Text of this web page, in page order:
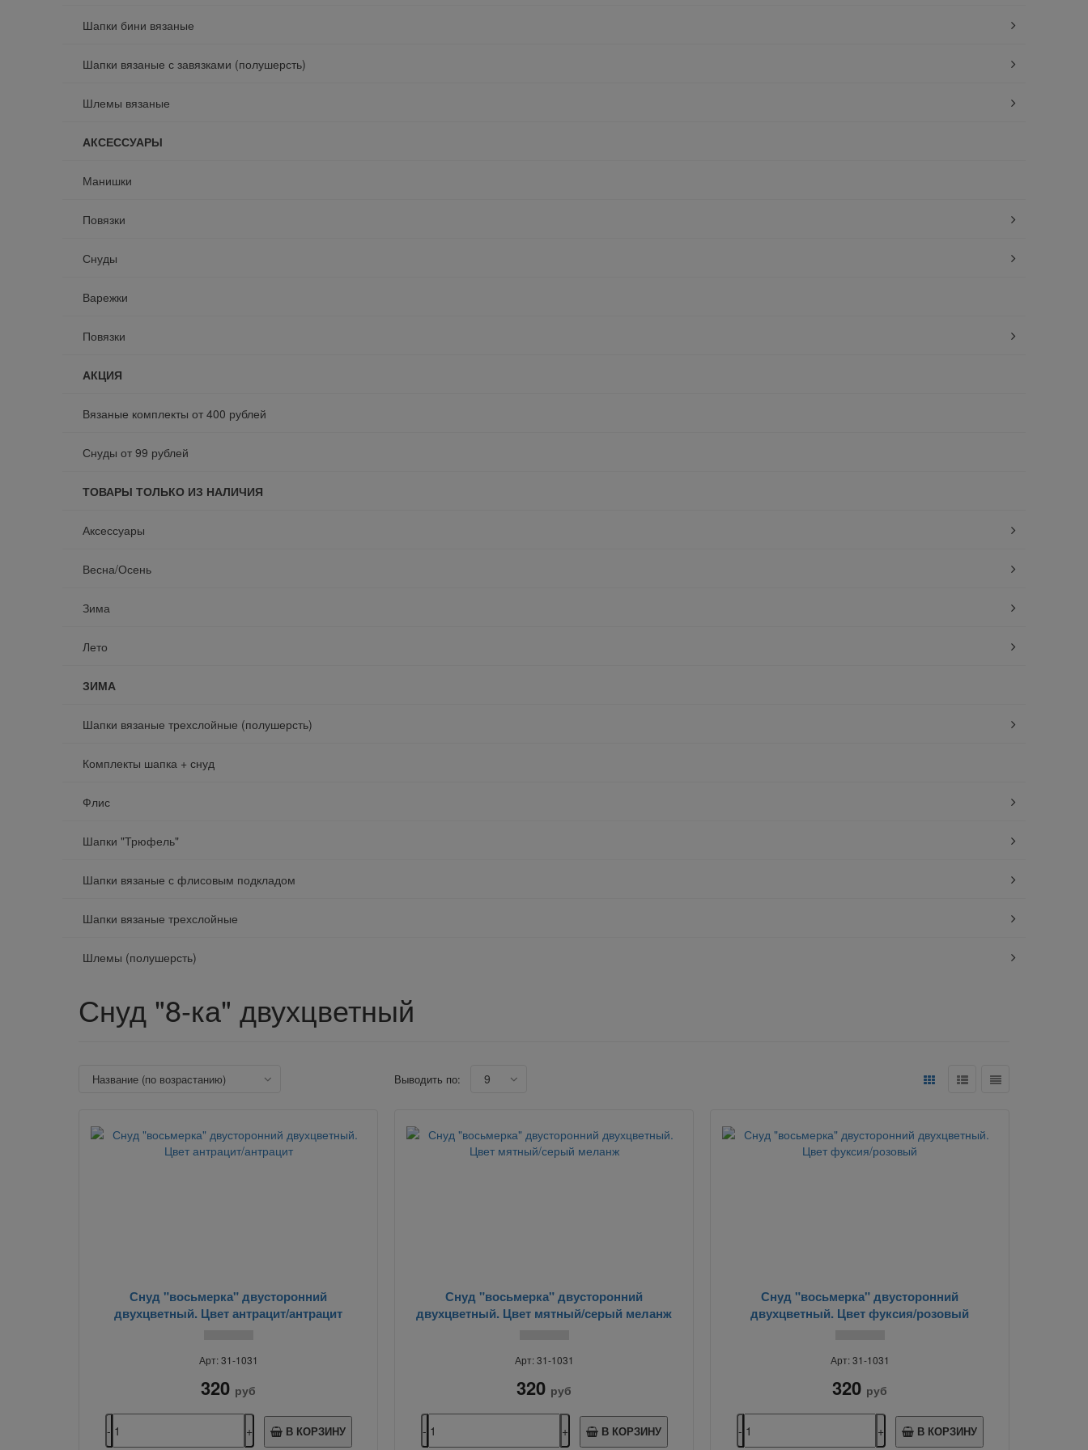
Шапки бини вязаные
Шапки вязаные с завязками (полушерсть)
Шлемы вязаные
АКСЕССУАРЫ
Манишки
Повязки
Снуды
Варежки
Повязки
АКЦИЯ
Вязаные комплекты от 400 рублей
Снуды от 99 рублей
ТОВАРЫ ТОЛЬКО ИЗ НАЛИЧИЯ
Аксессуары
Весна/Осень
Зима
Лето
ЗИМА
Шапки вязаные трехслойные (полушерсть)
Комплекты шапка + снуд
Флис
Шапки "Трюфель"
Шапки вязаные с флисовым подкладом
Шапки вязаные трехслойные
Шлемы (полушерсть)
Снуд "8-ка" двухцветный
название (по возрастанию) Выводить по: 9
Снуд "восьмерка" двусторонний
двухцветный. Цвет антрацит/антрацит
Арт: 31-1031
320 руб
В КОРЗИНУ
Снуд "восьмерка" двусторонний
двухцветный. Цвет мятный/серый меланж
Арт: 31-1031
320 руб
В КОРЗИНУ
Снуд "восьмерка" двусторонний
двухцветный. Цвет фуксия/розовый
Арт: 31-1031
320 руб
В КОРЗИНУ